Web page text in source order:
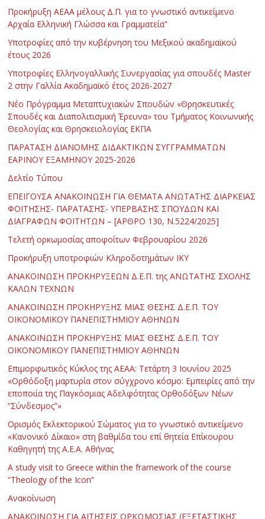
Προκήρυξη ΑΕΑΑ μέλους Δ.Π. για το γνωστικό αντικείμενο
Αρχαία Ελληνική Γλώσσα και Γραμματεία”
Υποτροφίες από την κυβέρνηση του Μεξικού ακαδημαϊκού
έτους 2026
Υποτροφίες Ελληνογαλλικής Συνεργασίας για σπουδές Master
2 στην Γαλλία Ακαδημαϊκό έτος 2026-2027
Νέο Πρόγραμμα Μεταπτυχιακών Σπουδών «Θρησκευτικές
Σπουδές και Διαπολιτισμική Έρευνα» του Τμήματος Κοινωνικής
Θεολογίας και Θρησκειολογίας ΕΚΠΑ
ΠΑΡΑΤΑΣΗ ΔΙΑΝΟΜΗΣ ΔΙΔΑΚΤΙΚΩΝ ΣΥΓΓΡΑΜΜΑΤΩΝ
ΕΑΡΙΝΟΥ ΕΞΑΜΗΝΟΥ 2025-2026
Δελτίο Τύπου
ΕΠΕΙΓΟΥΣΑ ΑΝΑΚΟΙΝΩΣΗ ΓΙΑ ΘΕΜΑΤΑ ΑΝΩΤΑΤΗΣ ΔΙΑΡΚΕΙΑΣ
ΦΟΙΤΗΣΗΣ- ΠΑΡΑΤΑΣΗΣ- ΥΠΕΡΒΑΣΗΣ ΣΠΟΥΔΩΝ ΚΑΙ
ΔΙΑΓΡΑΦΩΝ ΦΟΙΤΗΤΩΝ – [ΑΡΘΡΟ 130, Ν.5224/2025]
Τελετή ορκωμοσίας αποφοίτων Φεβρουαρίου 2026
Προκήρυξη υποτροφιών Κληροδοτημάτων ΙΚΥ
ΑΝΑΚΟΙΝΩΣΗ ΠΡΟΚΗΡΥΞΕΩΝ Δ.Ε.Π. της ΑΝΩΤΑΤΗΣ ΣΧΟΛΗΣ
ΚΑΛΩΝ ΤΕΧΝΩΝ
ΑΝΑΚΟΙΝΩΣΗ ΠΡΟΚΗΡΥΞΗΣ ΜΙΑΣ ΘΕΣΗΣ Δ.Ε.Π. ΤΟΥ
ΟΙΚΟΝΟΜΙΚΟΥ ΠΑΝΕΠΙΣΤΗΜΙΟΥ ΑΘΗΝΩΝ
ΑΝΑΚΟΙΝΩΣΗ ΠΡΟΚΗΡΥΞΗΣ ΜΙΑΣ ΘΕΣΗΣ Δ.Ε.Π. ΤΟΥ
ΟΙΚΟΝΟΜΙΚΟΥ ΠΑΝΕΠΙΣΤΗΜΙΟΥ ΑΘΗΝΩΝ
Επιμορφωτικός Κύκλος της ΑΕΑΑ: Τετάρτη 3 Ιουνίου 2025
«Ορθόδοξη μαρτυρία στον σύγχρονο κόσμο: Εμπειρίες από την
εποποιία της Παγκόσμιας Αδελφότητας Ορθοδόξων Νέων
“Σύνδεσμος”»
Ορισμός Εκλεκτορικού Σώματος για το γνωστικό αντικείμενο
«Κανονικό Δίκαιο» στη βαθμίδα του επί θητεία Επίκουρου
Καθηγητή της Α.Ε.Α. Αθήνας
Α study visit to Greece within the framework of the course
“Theology of the Icon”
Ανακοίνωση
ΑΝΑΚΟΙΝΩΣΗ ΓΙΑ ΑΙΤΗΣΕΙΣ ΟΡΚΩΜΟΣΙΑΣ (ΕΞΕΤΑΣΤΙΚΗΣ